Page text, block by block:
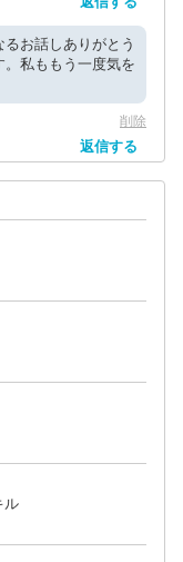
お話しありがとう
私ももう一度気を
削除
返信する
ル